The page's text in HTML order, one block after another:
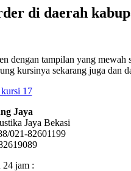
di daerah
tampilan yang mewah
kursinya sekarang juga dan
Jaya
Jaya Bekasi
021-82601199
24 jam :